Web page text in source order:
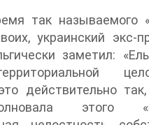
так называемого
украинский экс-
заметил:
действительно так,
этого